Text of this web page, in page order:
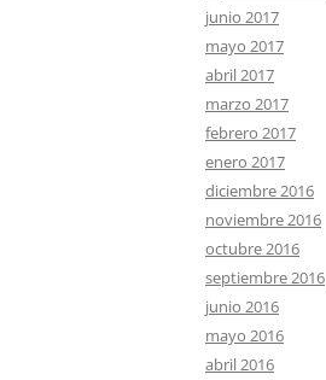
junio 2017
mayo 2017
abril 2017
marzo 2017
febrero 2017
enero 2017
diciembre 2016
noviembre 2016
octubre 2016
septiembre 2016
junio 2016
mayo 2016
abril 2016